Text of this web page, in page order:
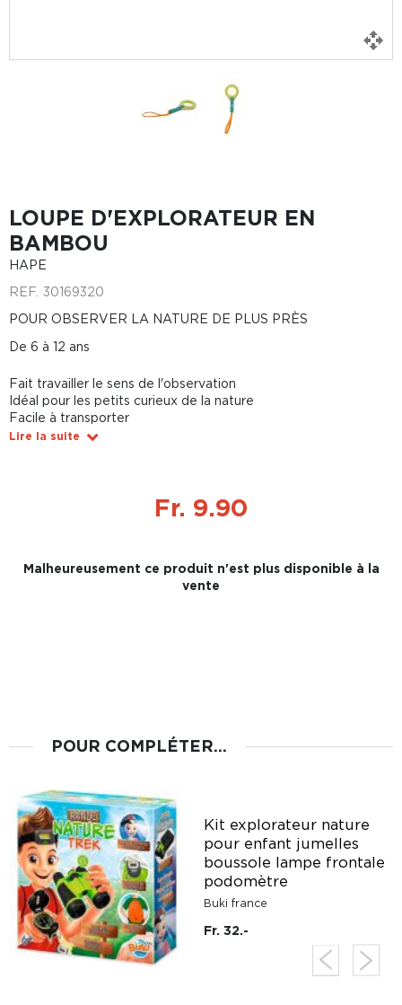
LOUPE D'EXPLORATEUR EN
BAMBOU
HAPE
REF. 30169320
POUR OBSERVER LA NATURE DE PLUS PRÈS
De 6 à 12 ans
Fait travailler le sens de l'observation
Idéal pour les petits curieux de la nature
Facile à transporter
Lire la suite
Fr. 9.90
Malheureusement ce produit n'est plus disponible à la
vente
POUR COMPLÉTER...
Kit explorateur nature
pour enfant jumelles
boussole lampe frontale
podomètre
Buki france
Fr. 32.-